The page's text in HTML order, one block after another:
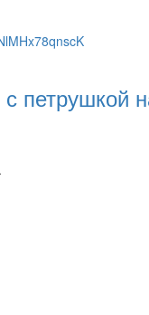
петрушкой